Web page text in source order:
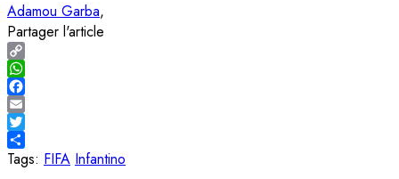
Adamou Garba
Partager l'article
Copy
Link
WhatsApp
Facebook
Email
Twitter
Share
Tags: FIFA Infantino